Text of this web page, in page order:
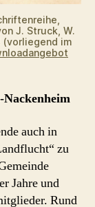
J. Struck, W.
(vorliegend im
auch in
zu
Jahre und
Rund